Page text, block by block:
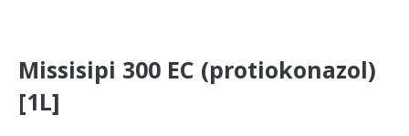
Missisipi 300 EC (protiokonazol)
[1L]